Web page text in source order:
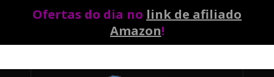
Ofertas do dia no link de afiliado
Amazon!